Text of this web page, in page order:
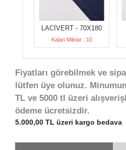
LACİVERT - 70X180
Kalan Miktar : 10
Fiyatları görebilmek ve
lütfen üye olunuz.
TL ve 5000 tl üzeri
ödeme ücretsizdir.
5.000,00 TL üzeri kargo bedava